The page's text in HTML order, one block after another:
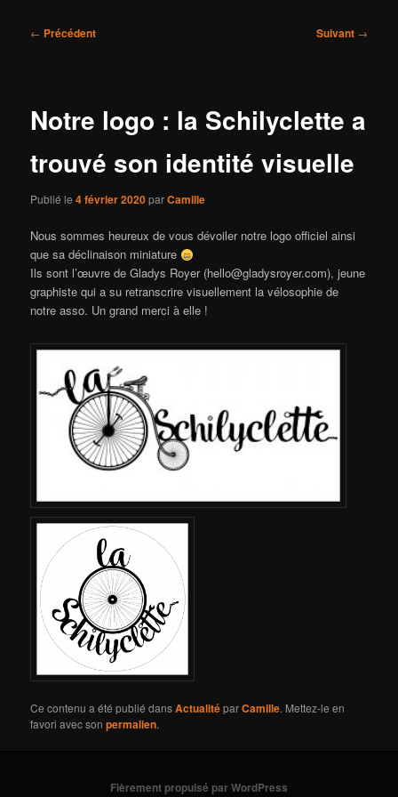
Navigation
← Précédent Suivant →
Notre logo : la Schilyclette a
trouvé son identité visuelle
Publié le4 février 2020parCamille
Nous sommes heureux de vous dévoiler notre logo officiel ainsi
que sa déclinaison miniature
Ils sont l’œuvre de Gladys Royer (hello@gladysroyer.com), jeune
graphiste qui a su retranscrire visuellement la vélosophie de
notre asso. Un grand merci à elle !
Ce contenu a été publié dansActualitéparCamille. Mettez-le en
favori avec sonpermalien.
Fièrement propulsé par WordPress